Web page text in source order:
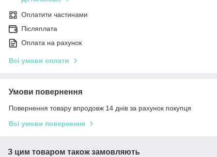
Оплатити частинами
Післяплата
Оплата на рахунок
Всі умови оплати
Умови повернення
Повернення товару впродовж 14 днів за рахунок покупця
Всі умови повернення
З цим товаром також замовляють